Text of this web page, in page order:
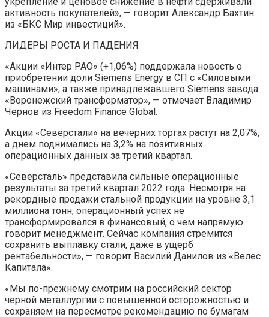
активность покупателей», — говорит Александр Бахтин
из «БКС Мир инвестиций».
ЛИДЕРЫ РОСТА И ПАДЕНИЯ
«Акции «Интер РАО» (+1,06%) поддержала новость о
приобретении доли Siemens Energy в СП с «Силовыми
машинами», а также принадлежавшего Siemens завода
«Воронежский трансформатор», — отмечает Владимир
Чернов из Freedom Finance Global.
Акции «Северстали» на вечерних торгах растут на 2,07%,
а днем поднимались на 3,2% на позитивных
операционных данных за третий квартал.
«Северсталь» представила сильные операционные
результаты за третий квартал 2022 года. Несмотря на
рекордные продажи стальной продукции на уровне 3,1
миллиона тонн, операционный успех не
трансформировался в финансовый, о чем напрямую
говорит менеджмент. Сейчас компания стремится
сохранить выплавку стали, даже в ущерб
рентабельности», — говорит Василий Данилов из «Велес
Капитала».
«Мы по-прежнему смотрим на российский сектор
черной металлургии с повышенной осторожностью и
сохраняем на пересмотре рекомендацию по бумагам